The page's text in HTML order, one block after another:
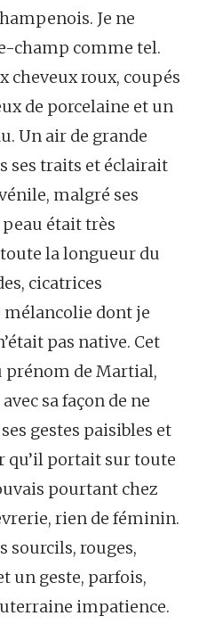
Je ne
champ comme tel.
cheveux roux, coupés
de porcelaine et un
Un air de grande
ses traits et éclairait
malgré ses
était très
la longueur du
cicatrices
mélancolie dont je
pas native. Cet
de Martial,
sa façon de ne
gestes paisibles et
qu’il portait sur toute
pourtant chez
rien de féminin.
sourcils, rouges,
un geste, parfois,
impatience.